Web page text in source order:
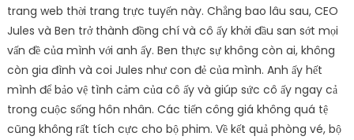
trang web thời trang trực tuyến này. Chẳng bao lâu sau, CEO
Jules và Ben trở thành đồng chí và cô ấy khởi đầu san sớt mọi
vấn đề của mình với anh ấy. Ben thực sự không còn ai, không
còn gia đình và coi Jules như con đẻ của mình. Anh ấy hết
mình để bảo vệ tình cảm của cô ấy và giúp sức cô ấy ngay cả
trong cuộc sống hôn nhân. Các tiến công giá không quá tệ
cũng không rất tích cực cho bộ phim. Về kết quả phòng vé, bộ